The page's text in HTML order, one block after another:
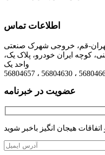
اطلاعات تماس
کیلومتر 45 اتوبان تهران-قم، خروجی شهرک صنعتی
کوچه ایران خودرو، پلاک یک،
واحد یک
عضویت در خبرنامه